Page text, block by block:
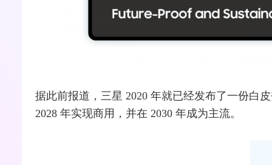
据此前报道，三星 2020 年就已经发布了一份白
2028 年实现商用，并在 2030 年成为主流。